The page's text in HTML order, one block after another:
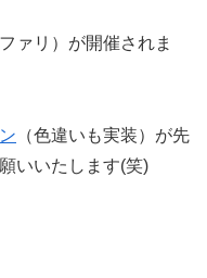
ァリ）が開催されま
（色違いも実装）が先
いいたします(笑)